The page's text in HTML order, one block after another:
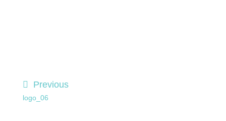
Previous
logo_06